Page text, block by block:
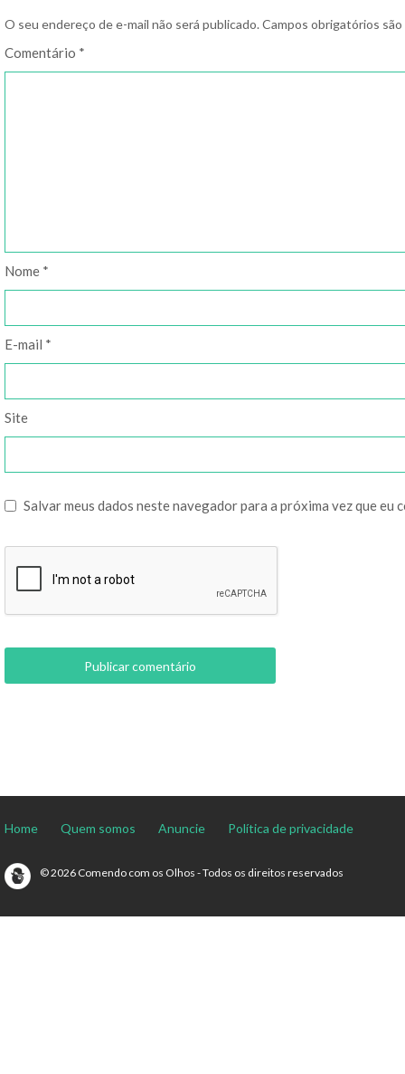
O seu endereço de e-mail não será publicado. Campos obrigatórios
Comentário *
Nome *
E-mail *
Site
Salvar meus dados neste navegador para a próxima vez que eu
Home Quem somos Anuncie Política de privacidade
© 2026 Comendo com os Olhos - Todos os direitos reservados